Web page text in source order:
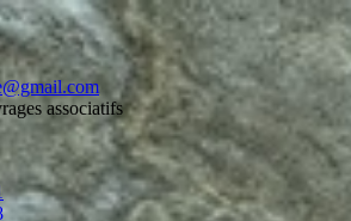
associatifs